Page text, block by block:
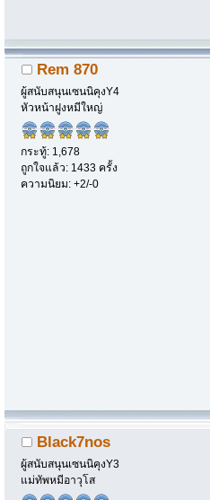
Rem 870
ผู้สนับสนุนเซนนิคุงY4
หัวหน้าฝูงหมีใหญ่
กระทู้: 1,678
ถูกใจแล้ว: 1433 ครั้ง
ความนิยม: +2/-0
Black7nos
ผู้สนับสนุนเซนนิคุงY3
แม่ทัพหมีอาวุโส